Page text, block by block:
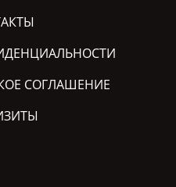
СОГЛАШЕНИЕ